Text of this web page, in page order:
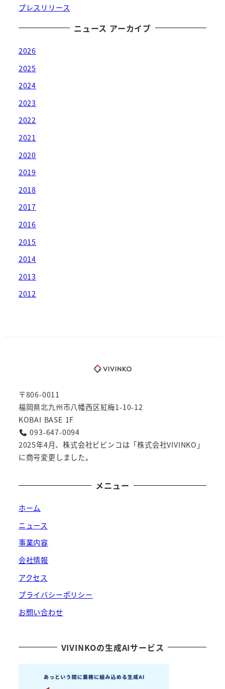
プレスリリース
ニュース アーカイブ
2026
2025
2024
2023
2022
2021
2020
2019
2018
2017
2016
2015
2014
2013
2012
〒806-0011
福岡県北九州市八幡西区紅梅1-10-12
KOBAI BASE 1F
093-647-0094
2025年4月、株式会社ビビンコは「株式会社VIVINKO」
に商号変更しました。
メニュー
ホーム
ニュース
事業内容
会社情報
アクセス
プライバシーポリシー
お問い合わせ
VIVINKOの生成AIサービス